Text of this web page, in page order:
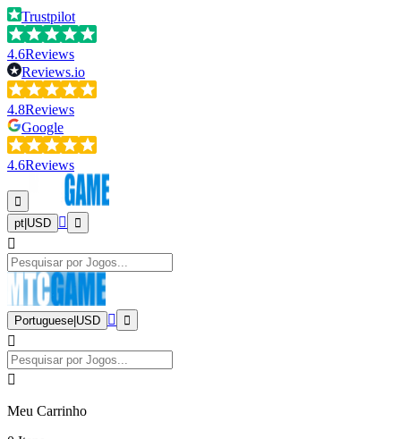
Trustpilot
4.6Reviews
Reviews.io
4.8Reviews
Google
4.6Reviews
pt USD
Portuguese USD
Meu Carrinho